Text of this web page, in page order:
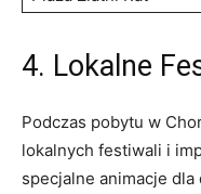
4. Lokalne
Podczas pobytu w
⁣lokalnych festiwali i
specjalne animacje